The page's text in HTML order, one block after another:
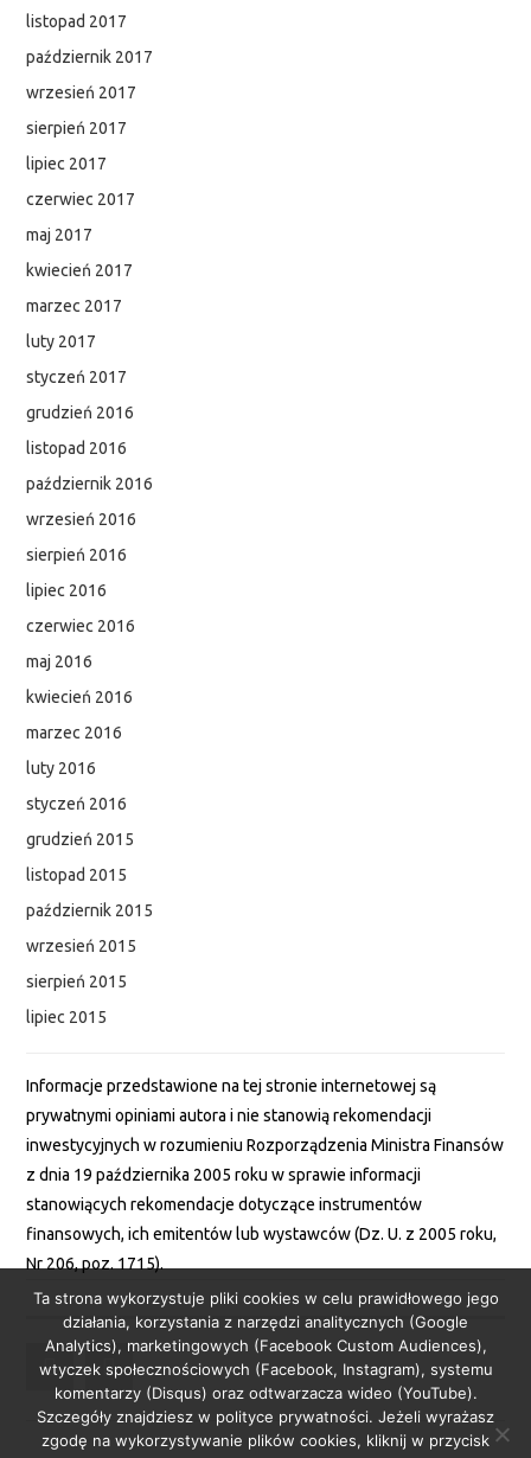
listopad 2017
październik 2017
wrzesień 2017
sierpień 2017
lipiec 2017
czerwiec 2017
maj 2017
kwiecień 2017
marzec 2017
luty 2017
styczeń 2017
grudzień 2016
listopad 2016
październik 2016
wrzesień 2016
sierpień 2016
lipiec 2016
czerwiec 2016
maj 2016
kwiecień 2016
marzec 2016
luty 2016
styczeń 2016
grudzień 2015
listopad 2015
październik 2015
wrzesień 2015
sierpień 2015
lipiec 2015
Informacje przedstawione na tej stronie internetowej są
prywatnymi opiniami autora i nie stanowią rekomendacji
inwestycyjnych w rozumieniu Rozporządzenia Ministra Finansów
z dnia 19 października 2005 roku w sprawie informacji
stanowiących rekomendacje dotyczące instrumentów
finansowych, ich emitentów lub wystawców (Dz. U. z 2005 roku,
Nr 206, poz. 1715).
Ta strona wykorzystuje pliki cookies w celu prawidłowego jego
działania, korzystania z narzędzi analitycznych (Google
Analytics), marketingowych (Facebook Custom Audiences),
wtyczek społecznościowych (Facebook, Instagram), systemu
komentarzy (Disqus) oraz odtwarzacza wideo (YouTube).
Szczegóły znajdziesz w polityce prywatności. Jeżeli wyrażasz
zgodę na wykorzystywanie plików cookies, kliknij w przycisk